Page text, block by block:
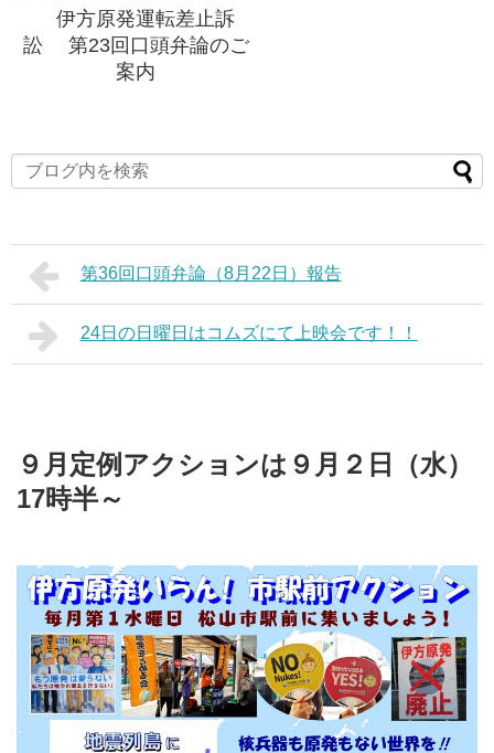
伊方原発運転差止訴
訟 第23回口頭弁論のご
案内
第36回口頭弁論（8月22日）報告
24日の日曜日はコムズにて上映会です！！
９月定例アクションは９月２日（水）
17時半～